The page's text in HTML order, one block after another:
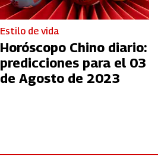
Estilo de vida
Horóscopo Chino diario:
predicciones para el 03
de Agosto de 2023